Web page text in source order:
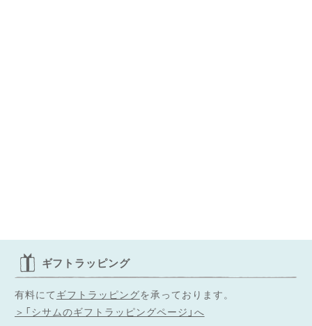
ギフトラッピング
有料にて ギフトラッピングを承っております。
＞「シサムのギフトラッピングページ」へ